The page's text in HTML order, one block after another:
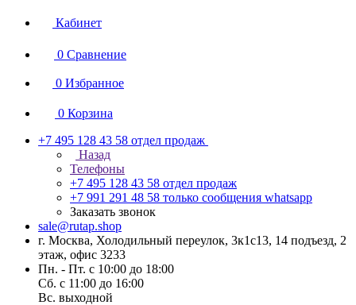
Кабинет
0 Сравнение
0 Избранное
0 Корзина
+7 495 128 43 58 отдел продаж
Назад
Телефоны
+7 495 128 43 58 отдел продаж
+7 991 291 48 58 только сообщения whatsapp
Заказать звонок
sale@rutap.shop
г. Москва, Холодильный переулок, 3к1с13, 14 подъезд, 2
этаж, офис 3233
Пн. - Пт. с 10:00 до 18:00
Сб. с 11:00 до 16:00
Вс. выходной